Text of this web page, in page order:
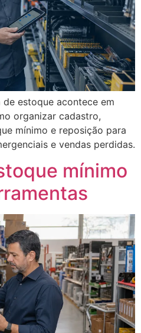
estoque acontece em
organizar cadastro,
mínimo e reposição para
e vendas perdidas.
mínimo